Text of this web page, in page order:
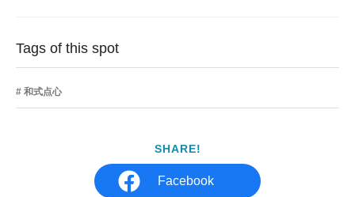
Tags of this spot
和式点心
SHARE!
Facebook